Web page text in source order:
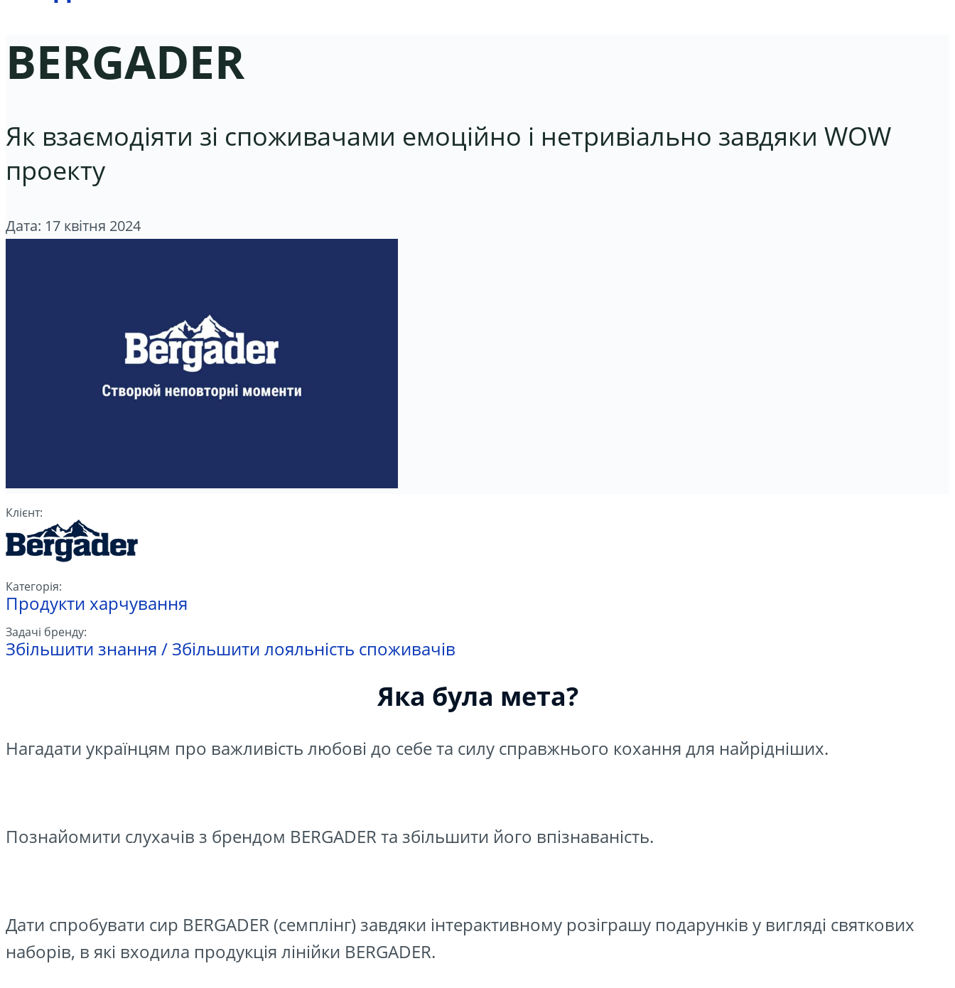
BERGADER
Як взаємодіяти зі споживачами емоційно і нетривіально завдяки WOW
проекту
Дата: 17 квітня 2024
Клієнт:
Категорія:
Продукти харчування
Задачі бренду:
Збільшити знання / Збільшити лояльність споживачів
Яка була мета?
Нагадати українцям про важливість любові до себе та силу справжнього кохання для найрідніших.
Познайомити слухачів з брендом BERGADER та збільшити його впізнаваність.
Дати спробувати сир BERGADER (семплінг) завдяки інтерактивному розіграшу подарунків у вигляді святкових
наборів, в які входила продукція лінійки BERGADER.